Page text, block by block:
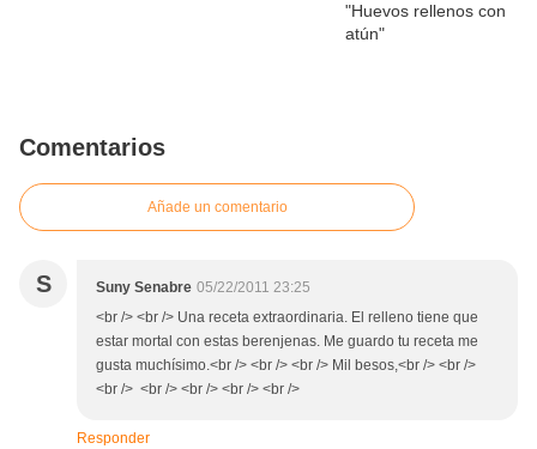
Comentarios
Añade un comentario
S Suny Senabre 05/22/2011 23:25
<br /> <br /> Una receta extraordinaria. El relleno tiene que
estar mortal con estas berenjenas. Me guardo tu receta me
gusta muchísimo.<br /> <br /> <br /> Mil besos,<br /> <br />
<br /> <br /> <br /> <br /> <br />
Responder